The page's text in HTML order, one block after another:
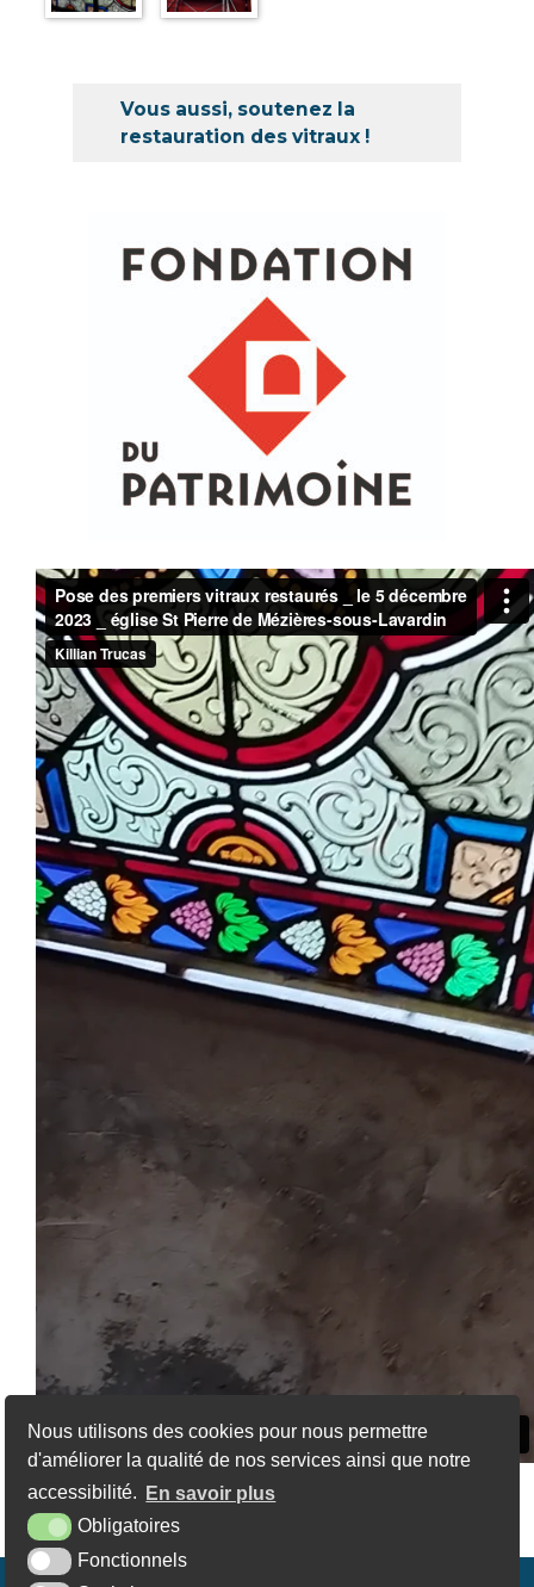
Nous utilisons des cookies pour nous permettre
d'améliorer la qualité de nos services ainsi que notre
accessibilité.
En savoir plus
Obligatoires
Fonctionnels
Vous aussi, soutenez la
restauration des vitraux !
Article publié le dimanche 25 février 2024